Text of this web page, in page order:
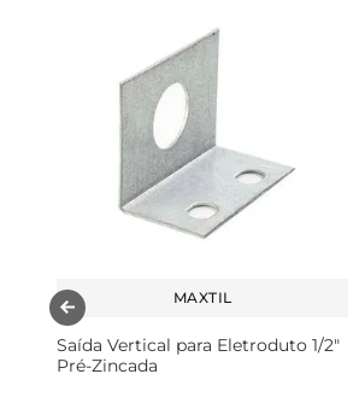
MAXTIL
Saída Vertical para Eletroduto 1/2"
Pré-Zincada